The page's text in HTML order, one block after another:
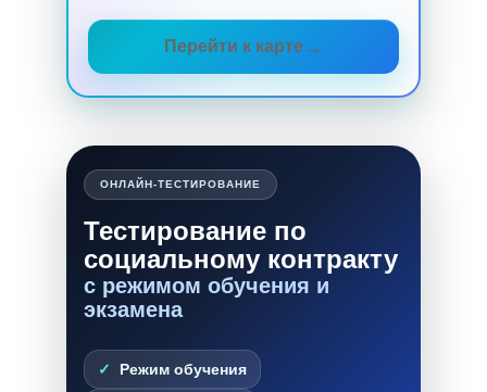
Перейти к карте
ОНЛАЙН-ТЕСТИРОВАНИЕ
Тестирование по
социальному контракту
с режимом обучения и
экзамена
Режим обучения